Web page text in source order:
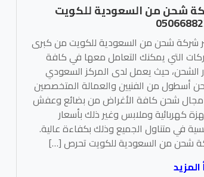
شحن من السعودية للكويت
شركة شحن من السعودية للكويت من كبرى
التي يمكنك التعامل معها في كافة
الشحن، حيث يعمل لدى المركز السعودي
أسطول من الفنيين والعمالة المتخصصين
شحن كافة الأغراض من بضائع وعفش
كهربائية وملابس وغير ذلك بأسعار
في متناول الجميع وذلك بكفاءة عالية.
شحن من السعودية للكويت تحرص […]
المزيد